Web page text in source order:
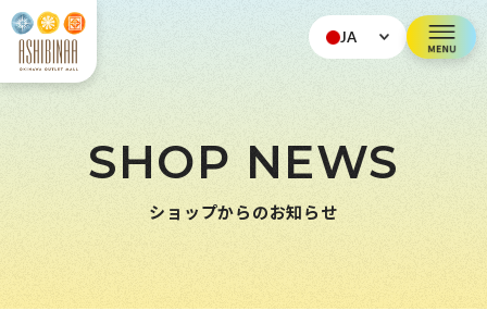
JA
SHOP NEWS
ショップからのお知らせ